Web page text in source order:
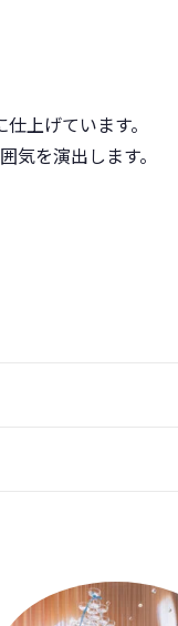
上げています。
気を演出します。